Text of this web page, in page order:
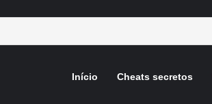
Início Cheats secretos